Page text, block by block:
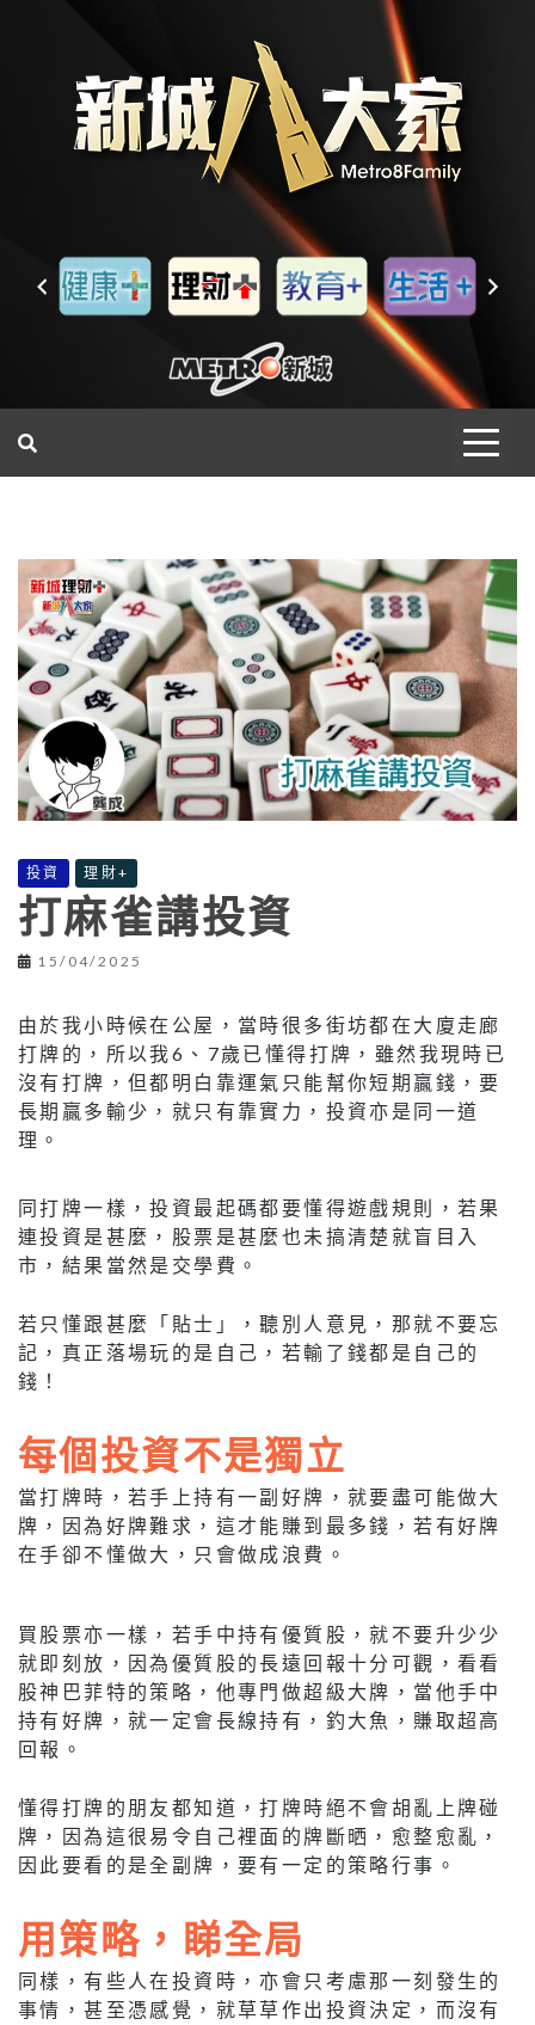
投資 理財+
打麻雀講投資
15/04/2025
由於我小時候在公屋，當時很多街坊都在大廈走廊
打牌的，所以我6、7歲已懂得打牌，雖然我現時已
沒有打牌，但都明白靠運氣只能幫你短期贏錢，要
長期贏多輸少，就只有靠實力，投資亦是同一道
理。
同打牌一樣，投資最起碼都要懂得遊戲規則，若果
連投資是甚麼，股票是甚麼也未搞清楚就盲目入
市，結果當然是交學費。
若只懂跟甚麼「貼士」，聽別人意見，那就不要忘
記，真正落場玩的是自己，若輸了錢都是自己的
錢！
每個投資不是獨立
當打牌時，若手上持有一副好牌，就要盡可能做大
牌，因為好牌難求，這才能賺到最多錢，若有好牌
在手卻不懂做大，只會做成浪費。
買股票亦一樣，若手中持有優質股，就不要升少少
就即刻放，因為優質股的長遠回報十分可觀，看看
股神巴菲特的策略，他專門做超級大牌，當他手中
持有好牌，就一定會長線持有，釣大魚，賺取超高
回報。
懂得打牌的朋友都知道，打牌時絕不會胡亂上牌碰
牌，因為這很易令自己裡面的牌斷晒，愈整愈亂，
因此要看的是全副牌，要有一定的策略行事。
用策略，睇全局
同樣，有些人在投資時，亦會只考慮那一刻發生的
事情，甚至憑感覺，就草草作出投資決定，而沒有